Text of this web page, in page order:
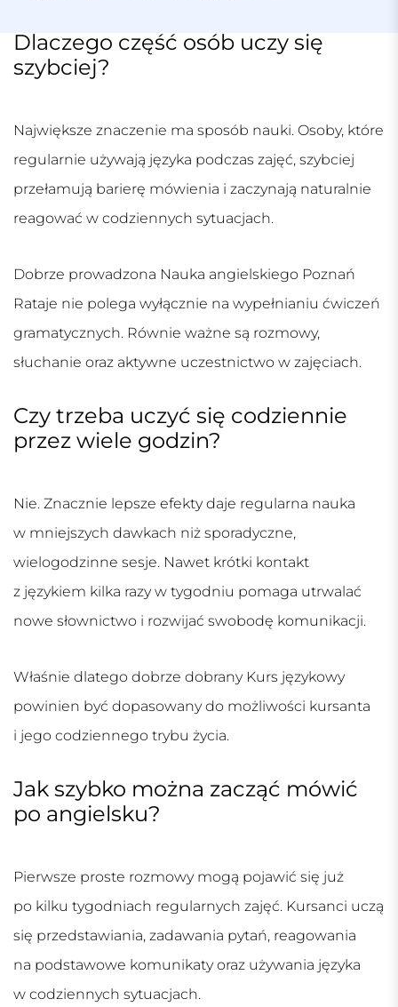
Dlaczego część osób uczy się
szybciej?
Największe znaczenie ma sposób nauki. Osoby, które
regularnie używają języka podczas zajęć, szybciej
przełamują barierę mówienia i zaczynają naturalnie
reagować w codziennych sytuacjach.
Dobrze prowadzona Nauka angielskiego Poznań
Rataje nie polega wyłącznie na wypełnianiu ćwiczeń
gramatycznych. Równie ważne są rozmowy,
słuchanie oraz aktywne uczestnictwo w zajęciach.
Czy trzeba uczyć się codziennie
przez wiele godzin?
Nie. Znacznie lepsze efekty daje regularna nauka
w mniejszych dawkach niż sporadyczne,
wielogodzinne sesje. Nawet krótki kontakt
z językiem kilka razy w tygodniu pomaga utrwalać
nowe słownictwo i rozwijać swobodę komunikacji.
Właśnie dlatego dobrze dobrany Kurs językowy
powinien być dopasowany do możliwości kursanta
i jego codziennego trybu życia.
Jak szybko można zacząć mówić
po angielsku?
Pierwsze proste rozmowy mogą pojawić się już
po kilku tygodniach regularnych zajęć. Kursanci uczą
się przedstawiania, zadawania pytań, reagowania
na podstawowe komunikaty oraz używania języka
w codziennych sytuacjach.